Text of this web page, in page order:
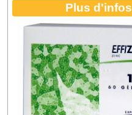
Plus d'infos